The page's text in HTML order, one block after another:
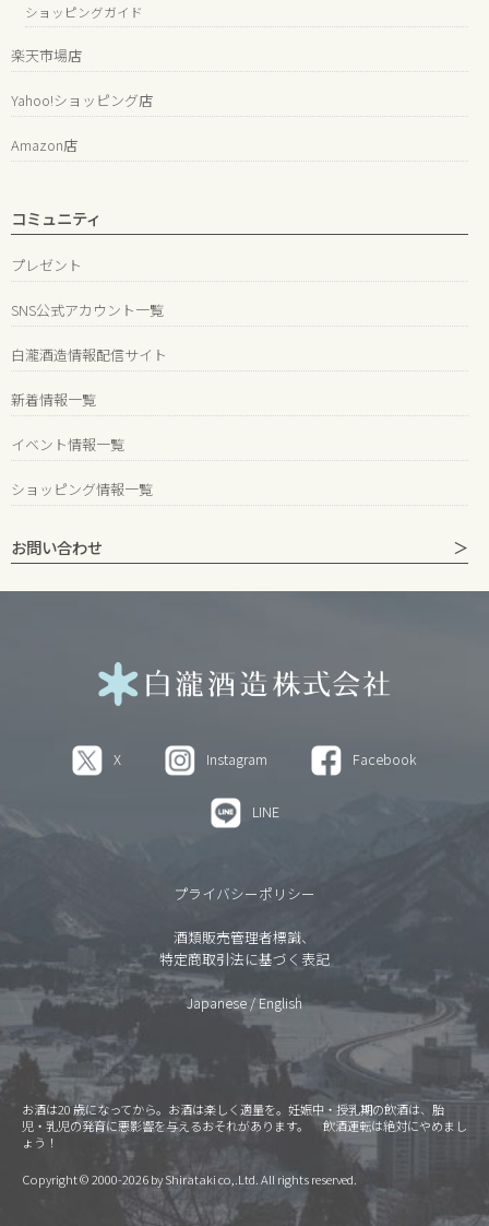
ショッピングガイド
楽天市場店
Yahoo!ショッピング店
Amazon店
コミュニティ
プレゼント
SNS公式アカウント一覧
白瀧酒造情報配信サイト
新着情報一覧
イベント情報一覧
ショッピング情報一覧
お問い合わせ
X Instagram Facebook
LINE
プライバシーポリシー
酒類販売管理者標識、
特定商取引法に基づく表記
Japanese /English
お酒は20 歳になってから。お酒は楽しく適量を。妊娠中・授乳期の飲酒は、胎
児・乳児の発育に悪影響を与えるおそれがあります。 飲酒運転は絶対にやめまし
ょう！
Copyright © 2000-2026 by Shirataki co,.Ltd. All rights reserved.